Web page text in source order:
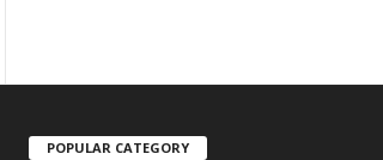
POPULAR CATEGORY